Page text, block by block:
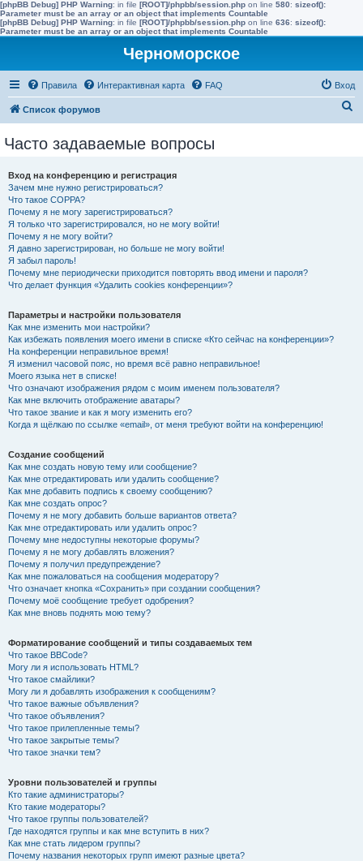
[phpBB Debug] PHP Warning: in file [ROOT]/phpbb/session.php on line 580: sizeof():
Parameter must be an array or an object that implements Countable
[phpBB Debug] PHP Warning: in file [ROOT]/phpbb/session.php on line 636: sizeof():
Parameter must be an array or an object that implements Countable
Черноморское
Правила Интерактивная карта FAQ Вход
Список форумов
Часто задаваемые вопросы
Вход на конференцию и регистрация
Зачем мне нужно регистрироваться?
Что такое COPPA?
Почему я не могу зарегистрироваться?
Я только что зарегистрировался, но не могу войти!
Почему я не могу войти?
Я давно зарегистрирован, но больше не могу войти!
Я забыл пароль!
Почему мне периодически приходится повторять ввод имени и пароля?
Что делает функция «Удалить cookies конференции»?
Параметры и настройки пользователя
Как мне изменить мои настройки?
Как избежать появления моего имени в списке «Кто сейчас на конференции»?
На конференции неправильное время!
Я изменил часовой пояс, но время всё равно неправильное!
Моего языка нет в списке!
Что означают изображения рядом с моим именем пользователя?
Как мне включить отображение аватары?
Что такое звание и как я могу изменить его?
Когда я щёлкаю по ссылке «email», от меня требуют войти на конференцию!
Создание сообщений
Как мне создать новую тему или сообщение?
Как мне отредактировать или удалить сообщение?
Как мне добавить подпись к своему сообщению?
Как мне создать опрос?
Почему я не могу добавить больше вариантов ответа?
Как мне отредактировать или удалить опрос?
Почему мне недоступны некоторые форумы?
Почему я не могу добавлять вложения?
Почему я получил предупреждение?
Как мне пожаловаться на сообщения модератору?
Что означает кнопка «Сохранить» при создании сообщения?
Почему моё сообщение требует одобрения?
Как мне вновь поднять мою тему?
Форматирование сообщений и типы создаваемых тем
Что такое BBCode?
Могу ли я использовать HTML?
Что такое смайлики?
Могу ли я добавлять изображения к сообщениям?
Что такое важные объявления?
Что такое объявления?
Что такое прилепленные темы?
Что такое закрытые темы?
Что такое значки тем?
Уровни пользователей и группы
Кто такие администраторы?
Кто такие модераторы?
Что такое группы пользователей?
Где находятся группы и как мне вступить в них?
Как мне стать лидером группы?
Почему названия некоторых групп имеют разные цвета?